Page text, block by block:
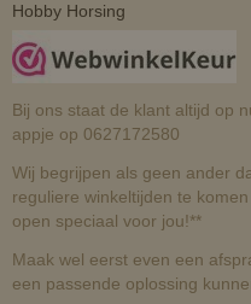
Hobby Horsing
Bij ons staat de klant altijd op
appje op 0627172580
Wij begrijpen als geen ander
reguliere winkeltijden te
open speciaal voor jou!**
Maak wel eerst even een
een passende oplossing